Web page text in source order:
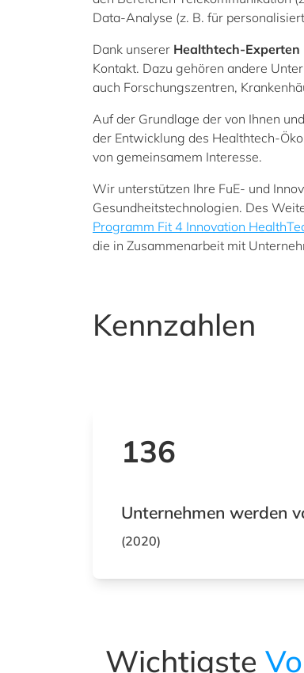
Data-Analyse (z. B. für
Dank unserer Healthtech-Experten
Kontakt. Dazu gehören andere
auch Forschungszentren,
Auf der Grundlage der von Ihnen
der Entwicklung des Healthtech-
von gemeinsamem Interesse.
Wir unterstützen Ihre FuE- und
Gesundheitstechnologien. Des
Programm Fit 4 Innovation
die in Zusammenarbeit mit
Kennzahlen
136
Unternehmen werden
(2020)
Wichtigste